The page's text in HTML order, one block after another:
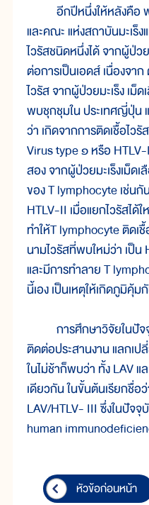
อีกปีหนึ่งให้หลังคือ พ.
และคณะ แห่งสถาบันมะเร็
ไวรัสชนิดหนึ่งได้ จากผู้ป่ว
ต่อการเป็นเอดส์ เนื่องจา
ไวรัส จากผู้ป่วยมะเร็ง เ
พบชุกชุมใน ประเทศญี่ปุ่น
ว่า เกิดจากการติดเชื้อไว
Virus type ๑ หรือ HTLV-
สอง จากผู้ป่วยมะเร็งเม็ด
ของ T lymphocyte เช่นกั
HTLV-II เมื่อแยกไวรัสได้
ทำให้T lymphocyte ติดเ
นามไวรัสที่พบใหม่ว่า เป็
และมีการทำลาย T
นี้เอง เป็นเหตุให้เกิดภูมิคุ้ม
การศึกษาวิจัยในปัจจุ
ติดต่อประสานงาน แลกเ
ในไม่ช้าก็พบว่า ทั้ง LAV
เดียวกัน ในขั้นต้นเรียกชื่อ
LAV/HTLV- III ซึ่งในปัจ
human
หัวข้อก่อนหน้า